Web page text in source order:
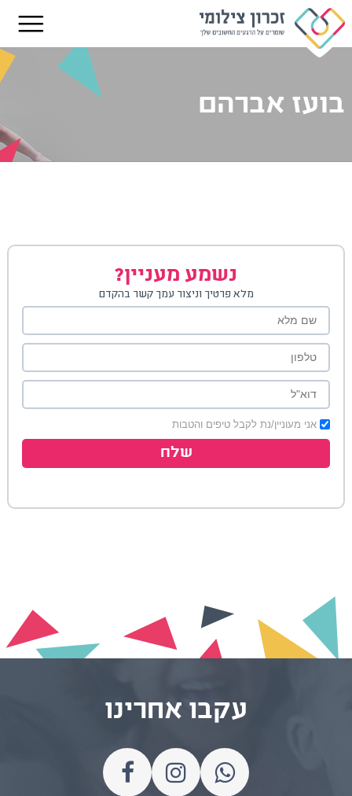
בועז אברהם
נשמע מעניין?
מלא פרטיך וניצור עמך קשר בהקדם
אני מעוניין/נת לקבל טיפים והטבות
שלח
עקבו אחרינו